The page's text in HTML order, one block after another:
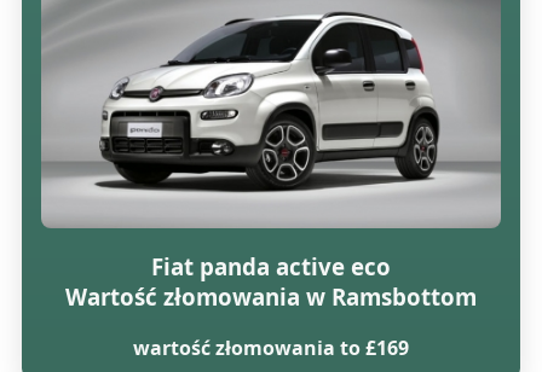
Fiat panda active eco
Wartość złomowania w Ramsbottom
wartość złomowania to £169